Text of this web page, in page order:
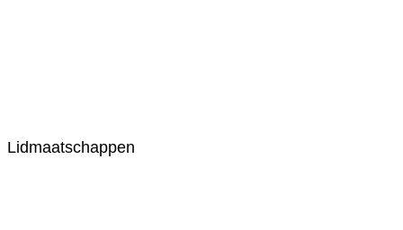
Lidmaatschappen